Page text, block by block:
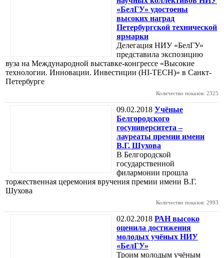
«БелГУ» удостоены
высоких наград
Петербургской технической
ярмарки
Делегация НИУ «БелГУ»
представила экспозицию
вуза на Международной выставке-конгрессе «Высокие
технологии. Инновации. Инвестиции (HI-TECH)» в Санкт-
Петербурге
Количество показов: 2325
09.02.2018 Учёные
Белгородского
госуниверситета –
лауреаты премии имени
В.Г. Шухова
В Белгородской
государственной
филармонии прошла
торжественная церемония вручения премии имени В.Г.
Шухова
Количество показов: 2993
02.02.2018 РАН высоко
оценила достижения
молодых учёных НИУ
«БелГУ»
Троим молодым учёным